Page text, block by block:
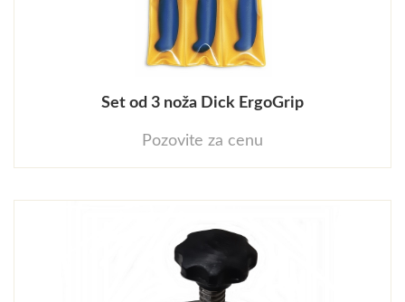
Set od 3 noža Dick ErgoGrip
Pozovite za cenu